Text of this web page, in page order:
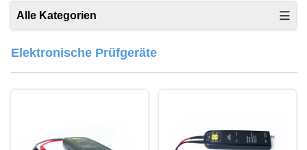
Alle Kategorien
Elektronische Prüfgeräte